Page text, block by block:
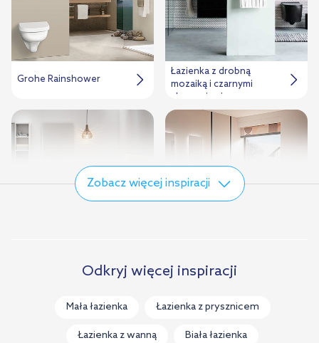
Grohe Rainshower
Łazienka z drobną
mozaiką i czarnymi
akcesoriami
Łazienka w kolorach
otworową baterią
Zobacz więcej inspiracji
Odkryj więcej inspiracji
Mała łazienka Łazienka z prysznicem
Łazienka z wanną Biała łazienka